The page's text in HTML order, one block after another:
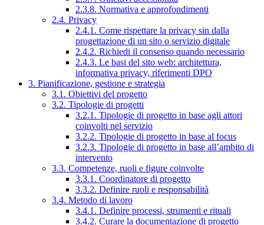
2.3.8. Normativa e approfondimenti
2.4. Privacy
2.4.1. Come rispettare la privacy sin dalla
progettazione di un sito o servizio digitale
2.4.2. Richiedi il consenso quando necessario
2.4.3. Le basi del sito web: architettura,
informativa privacy, riferimenti DPO
3. Pianificazione, gestione e strategia
3.1. Obiettivi del progetto
3.2. Tipologie di progetti
3.2.1. Tipologie di progetto in base agli attori
coinvolti nel servizio
3.2.2. Tipologie di progetto in base al focus
3.2.3. Tipologie di progetto in base all’ambito di
intervento
3.3. Competenze, ruoli e figure coinvolte
3.3.1. Coordinatore di progetto
3.3.2. Definire ruoli e responsabilità
3.4. Metodo di lavoro
3.4.1. Definire processi, strumenti e rituali
3.4.2. Curare la documentazione di progetto